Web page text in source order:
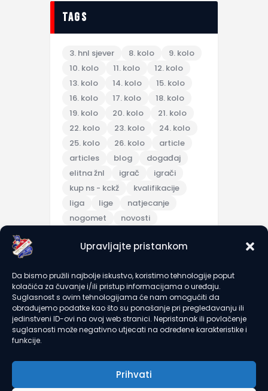
Upravljajte pristankom
Da bismo pružili najbolje iskustvo, koristimo tehnologije poput
kolačića za čuvanje i/ili pristup informacijama o uređaju.
Suglasnost s ovim tehnologijama će nam omogućiti da
obrađujemo podatke kao što su ponašanje pri pregledavanju ili
jedinstveni ID-ovi na ovoj web stranici. Nepristanak ili povlačenje
suglasnosti može negativno utjecati na određene karakteristike i
funkcije.
Prihvati
tags
3. hnl sjever 8. kolo
9. kolo
10. kolo
11. kolo
12. kolo
13. kolo
14. kolo
15. kolo
16. kolo
17. kolo
18. kolo
19. kolo
20. kolo
21. kolo
22. kolo
23. kolo
24. kolo
25. kolo
26. kolo
article
articles
blog
događaj
elitna žnl
igrač
igrači
kup ns - kckž
kvalifikacije
liga
lige
natjecanje
nogomet
novosti
pripremna utakmica
scores
trening
turnir u7
u9
utakmica
članarine